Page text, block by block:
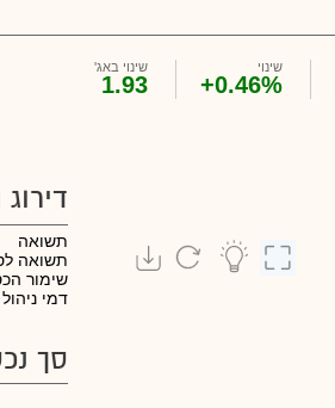
שינוי
+0.46%
שינוי באג'
1.93
תשואה
תשואה
שימור
דמי ניהול
סך